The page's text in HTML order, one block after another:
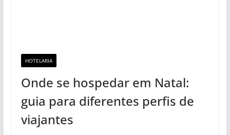
HOTELARIA
Onde se hospedar em Natal:
guia para diferentes perfis de
viajantes